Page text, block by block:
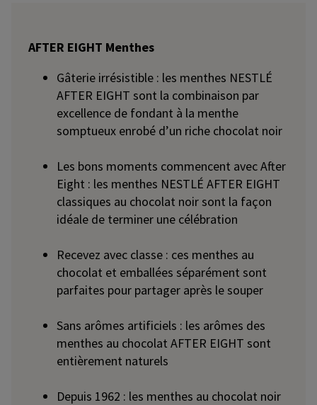
AFTER EIGHT Menthes
Gâterie irrésistible : les menthes NESTLÉ
AFTER EIGHT sont la combinaison par
excellence de fondant à la menthe
somptueux enrobé d’un riche chocolat noir
Les bons moments commencent avec After
Eight : les menthes NESTLÉ AFTER EIGHT
classiques au chocolat noir sont la façon
idéale de terminer une célébration
Recevez avec classe : ces menthes au
chocolat et emballées séparément sont
parfaites pour partager après le souper
Sans arômes artificiels : les arômes des
menthes au chocolat AFTER EIGHT sont
entièrement naturels
Depuis 1962 : les menthes au chocolat noir